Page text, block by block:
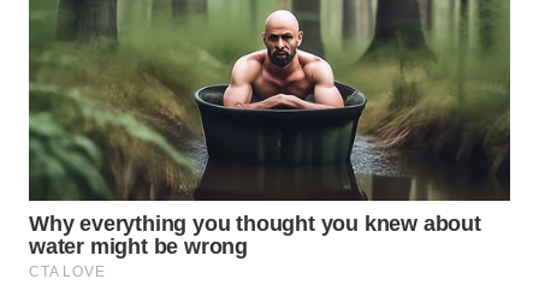
WN
KALBAR
WN
KALTENG
WN
KALTARA
WN